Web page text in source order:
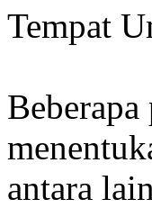
Tempat
antara